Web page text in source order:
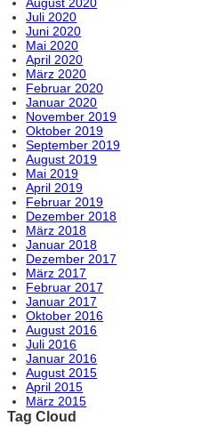
August 2020
Juli 2020
Juni 2020
Mai 2020
April 2020
März 2020
Februar 2020
Januar 2020
November 2019
Oktober 2019
September 2019
August 2019
Mai 2019
April 2019
Februar 2019
Dezember 2018
März 2018
Januar 2018
Dezember 2017
März 2017
Februar 2017
Januar 2017
Oktober 2016
August 2016
Juli 2016
Januar 2016
August 2015
April 2015
März 2015
Tag Cloud